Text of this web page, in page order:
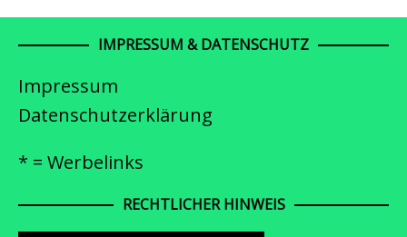
IMPRESSUM & DATENSCHUTZ
Impressum
Datenschutzerklärung
* = Werbelinks
RECHTLICHER HINWEIS